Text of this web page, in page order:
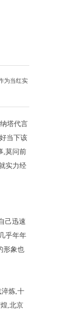
为当红实
塔代言
当下该
,莫问前
实力经
己迅速
乎年年
形象也
淬炼,十
,北京